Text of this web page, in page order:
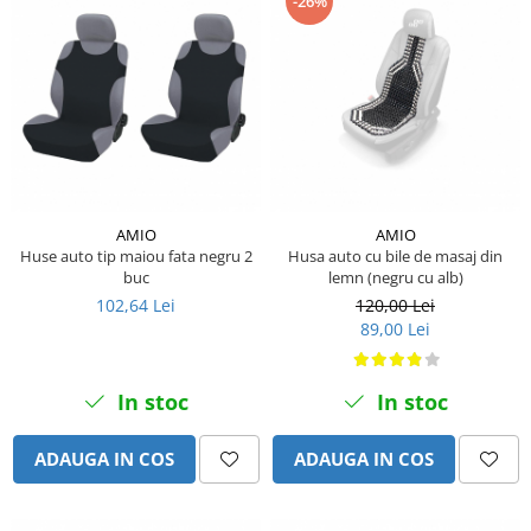
Placute de frana
Pompa de frana - cilindru de frana
Frana utilaje
Supapa franare
Kit reparatii
Lichid de frana
Piese fara categorie
Abtibilduri - Etichete
Girofar
Piese Lamborghini
Piese Same
Piese Renault
Piese Hurlimann
Piese Sennebogen
Piese Valmet Valtra
Piese Yuchai
AMIO
Huse auto tip maiou fata negru 2
buc
102,64 Lei
In stoc
ADAUGA IN COS
AMIO
Husa auto cu bile de masaj din
lemn (negru cu alb)
120,00 Lei
89,00 Lei
In stoc
ADAUGA IN COS